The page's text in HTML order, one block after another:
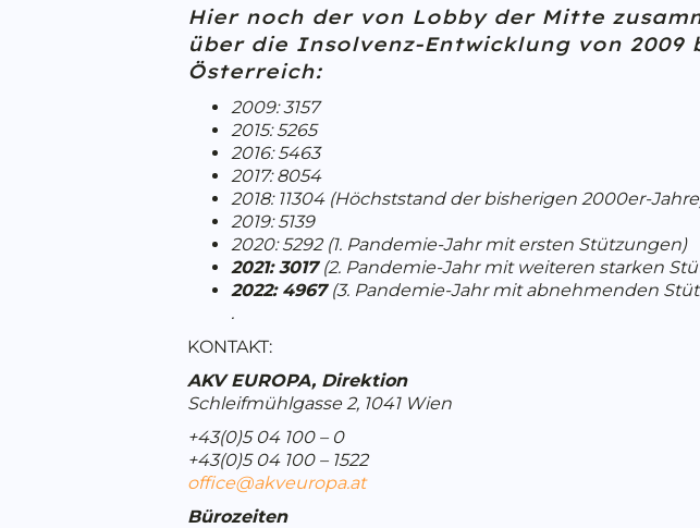
Hier noch der von Lobby der Mitte
über die Insolvenz-Entwicklung von 2009
Österreich:
2009: 3157
2015: 5265
2016: 5463
2017: 8054
2018: 11304 (Höchststand der bisherigen 2000er-
2019: 5139
2020: 5292 (1. Pandemie-Jahr mit ersten Stützungen)
2021: 3017(2. Pandemie-Jahr mit weiteren starken
2022: 4967(3. Pandemie-Jahr mit abnehmenden
.
KONTAKT:
AKV EUROPA, Direktion
Schleifmühlgasse 2, 1041 Wien
+43(0)5 04 100 – 0
+43(0)5 04 100 – 1522
office@akveuropa.at
Bürozeiten